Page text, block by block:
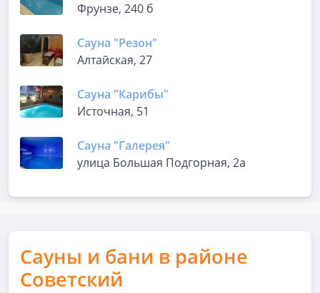
Фрунзе, 240 б
Сауна "Резон"
Алтайская, 27
Сауна "Карибы"
Источная, 51
Сауна "Галерея"
улица Большая Подгорная, 2а
Сауны и бани в районе
Советский